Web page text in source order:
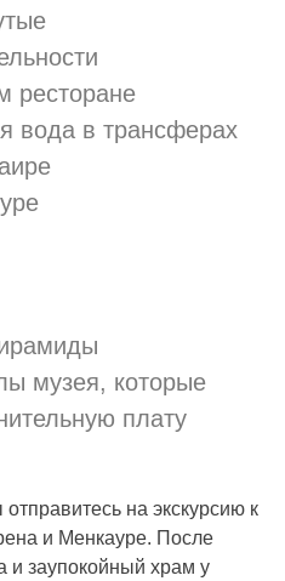
ресторане
вода в трансферах
музея, которые
плату
на экскурсию к
и Менкауре. После
и заупокойный храм у